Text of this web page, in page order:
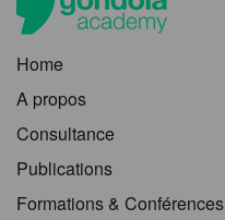
Home
A propos
Consultance
Publications
Formations & Conférences